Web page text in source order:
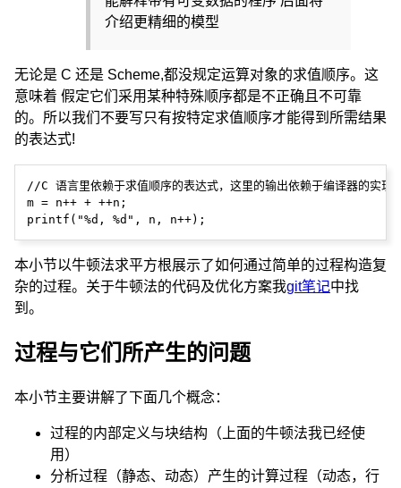
介绍更精细的模型
无论是 C 还是 Scheme,都没规定运算对象的求值顺序。这
意味着 假定它们采用某种特殊顺序都是不正确且不可靠
的。所以我们不要写只有按特定求值顺序才能得到所需结果
的表达式!
//C 语言里依赖于求值顺序的表达式，这里的输出依赖于编译器的实现
m = n++ + ++n;
本小节以牛顿法求平方根展示了如何通过简单的过程构造复
杂的过程。关于牛顿法的代码及优化方案我git笔记中找
到。
过程与它们所产生的问题
本小节主要讲解了下面几个概念：
过程的内部定义与块结构（上面的牛顿法我已经使
用）
分析过程（静态、动态）产生的计算过程（动态，行